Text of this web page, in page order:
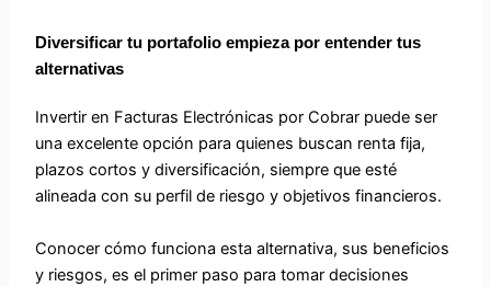
Diversificar tu portafolio empieza por entender tus
alternativas
Invertir en Facturas Electrónicas por Cobrar puede ser
una excelente opción para quienes buscan renta fija,
plazos cortos y diversificación, siempre que esté
alineada con su perfil de riesgo y objetivos financieros.
Conocer cómo funciona esta alternativa, sus beneficios
y riesgos, es el primer paso para tomar decisiones